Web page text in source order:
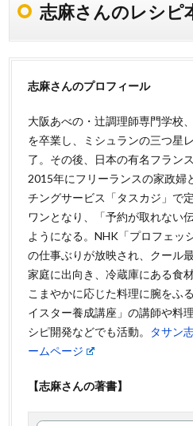
志麻さんのレシピ
志麻さんのプロフィール
大阪あべの・辻調理師専門学校
を卒業し、ミシュランの三つ星
了。その後、日本の有名フラン
2015年にフリーランスの家政婦
チングサービス「タスカジ」で
ワンとなり、「予約が取れない
ようになる。NHK「プロフェッ
の仕事ぶりが放映され、クール
家庭に出向き、冷蔵庫にある食
こまやかに応じた料理に腕をふ
イスター養成講座」の講師や料
シピ開発などでも活動。
タサン
ームページ
【志麻さんの著書】